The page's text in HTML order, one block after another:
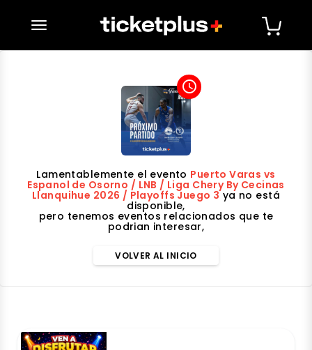
desplegar navegación
access_time
Lamentablemente el evento Puerto Varas vs
Espanol de Osorno / LNB / Liga Chery By Cecinas
Llanquihue 2026 / Playoffs Juego 3ya no está
disponible,
pero tenemos eventos relacionados que te
podrian interesar,
VOLVER AL INICIO